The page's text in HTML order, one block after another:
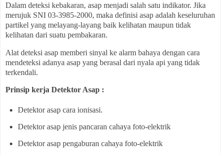
Dalam deteksi kebakaran, asap menjadi salah satu indikator. Jika
merujuk SNI 03-3985-2000, maka definisi asap adalah keseluruhan
partikel yang melayang-layang baik kelihatan maupun tidak
kelihatan dari suatu pembakaran.
Alat deteksi asap memberi sinyal ke alarm bahaya dengan cara
mendeteksi adanya asap yang berasal dari nyala api yang tidak
terkendali.
Prinsip kerja Detektor Asap :
Detektor asap cara ionisasi.
Detektor asap jenis pancaran cahaya foto-elektrik
Detektor asap pengaburan cahaya foto-elektrik